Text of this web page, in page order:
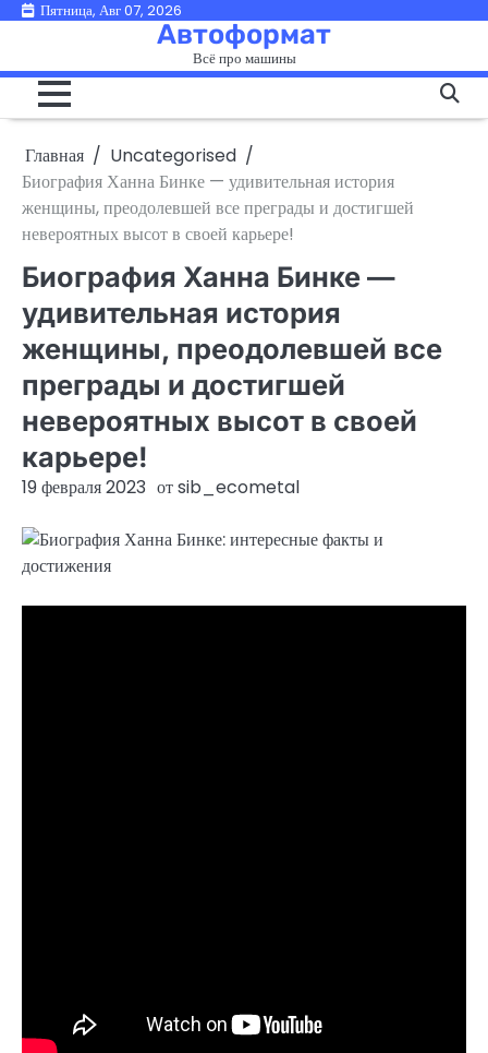
ПерейтиПятница, Авг 07, 2026
Автоформат
Всё про машины
Главная
Uncategorised
Биография Ханна Бинке — удивительная история
женщины, преодолевшей все преграды и достигшей
невероятных высот в своей карьере!
Биография Ханна Бинке —
удивительная история
женщины, преодолевшей все
преграды и достигшей
невероятных высот в своей
карьере!
19 февраля 2023 отsib_ecometal